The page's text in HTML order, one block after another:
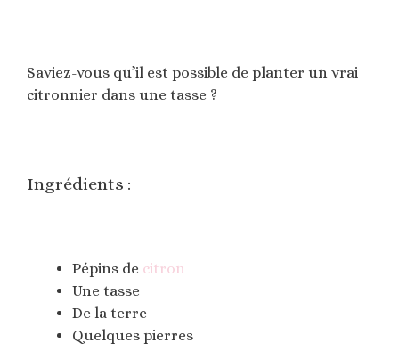
Saviez-vous qu’il est possible de planter un vrai
citronnier dans une tasse ?
Ingrédients :
Pépins de citron
Une tasse
De la terre
Quelques pierres